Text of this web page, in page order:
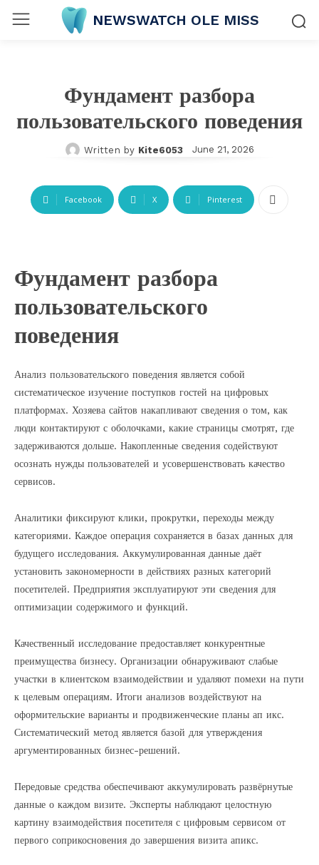
NEWSWATCH OLE MISS
Фундамент разбора
пользовательского поведения
Written by Kite6053 June 21, 2026
Facebook X Pinterest
Фундамент разбора
пользовательского
поведения
Анализ пользовательского поведения является собой
систематическое изучение поступков гостей на цифровых
платформах. Хозяева сайтов накапливают сведения о том, как
люди контактируют с оболочками, какие страницы смотрят, где
задерживаются дольше. Накопленные сведения содействуют
осознать нужды пользователей и усовершенствовать качество
сервисов.
Аналитики фиксируют клики, прокрутки, переходы между
категориями. Каждое операция сохраняется в базах данных для
будущего исследования. Аккумулированная данные даёт
установить закономерности в действиях разных категорий
посетителей. Предприятия эксплуатируют эти сведения для
оптимизации содержимого и функций.
Качественный исследование предоставляет конкурентные
преимущества бизнесу. Организации обнаруживают слабые
участки в клиентском взаимодействии и удаляют помехи на пути
к целевым операциям. Итоги анализов воздействуют на
оформительские варианты и продвиженческие планы ап икс.
Систематический метод является базой для утверждения
аргументированных бизнес-решений.
Передовые средства обеспечивают аккумулировать развёрнутые
данные о каждом визите. Эксперты наблюдают целостную
картину взаимодействия посетителя с цифровым сервисом от
первого соприкосновения до завершения визита апикс.